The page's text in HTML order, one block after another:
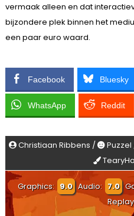
vermaak alleen en dat
bijzondere plek binnen het
een paar euro waard.
Facebook Bluesky
WhatsApp Reddit
Christiaan Ribbens / Puzzel
Graphics: 9.0 Audio: 7.0